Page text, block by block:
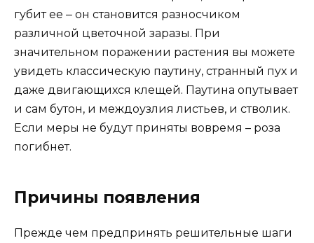
губит ее ‒ он становится разносчиком
различной цветочной заразы. При
значительном поражении растения вы можете
увидеть классическую паутину, странный пух и
даже двигающихся клещей. Паутина опутывает
и сам бутон, и междоузлия листьев, и стволик.
Если меры не будут приняты вовремя – роза
погибнет.
Причины появления
Прежде чем предпринять решительные шаги